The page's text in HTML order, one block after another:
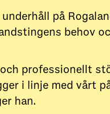
på
behov
professionellt
i linje med vårt
han.